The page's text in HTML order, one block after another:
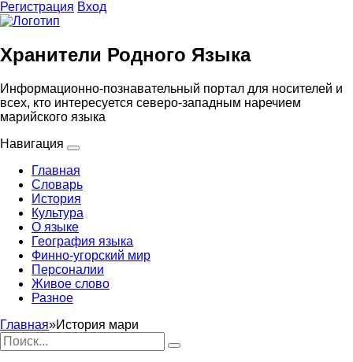
Регистрация Вход
Хранители Родного Языка
Информационно-познавательный портал для носителей и
всех, кто интересуется северо-западным наречием
марийского языка
Навигация
Главная
Словарь
История
Культура
О языке
География языка
Финно-угорский мир
Персоналии
Живое слово
Разное
Главная»История мари